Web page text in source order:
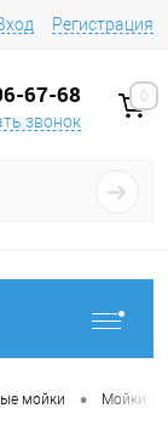
Регистрация
67-68
звонок
0
мойки • Мойки на